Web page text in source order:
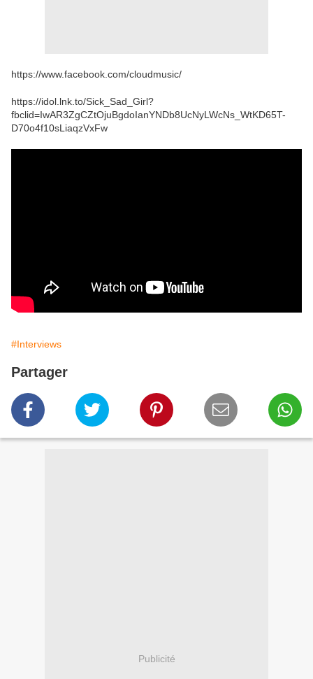
https://www.facebook.com/cloudmusic/
https://idol.lnk.to/Sick_Sad_Girl?
fbclid=IwAR3ZgCZtOjuBgdoIanYNDb8UcNyLWcNs_WtKD65T-
D70o4f10sLiaqzVxFw
#Interviews
Partager
Publicité